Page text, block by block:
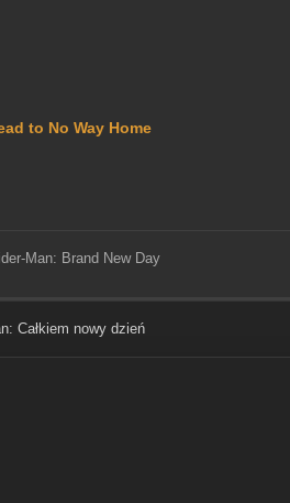
to No Way Home
Man: Brand New Day
Całkiem nowy dzień